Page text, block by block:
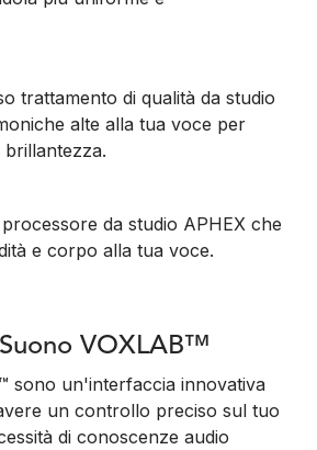
trattamento di qualità da studio
alte alla tua voce per
da studio APHEX che
e corpo alla tua voce.
VOXLAB™
sono un'interfaccia innovativa
un controllo preciso sul tuo
di conoscenze audio